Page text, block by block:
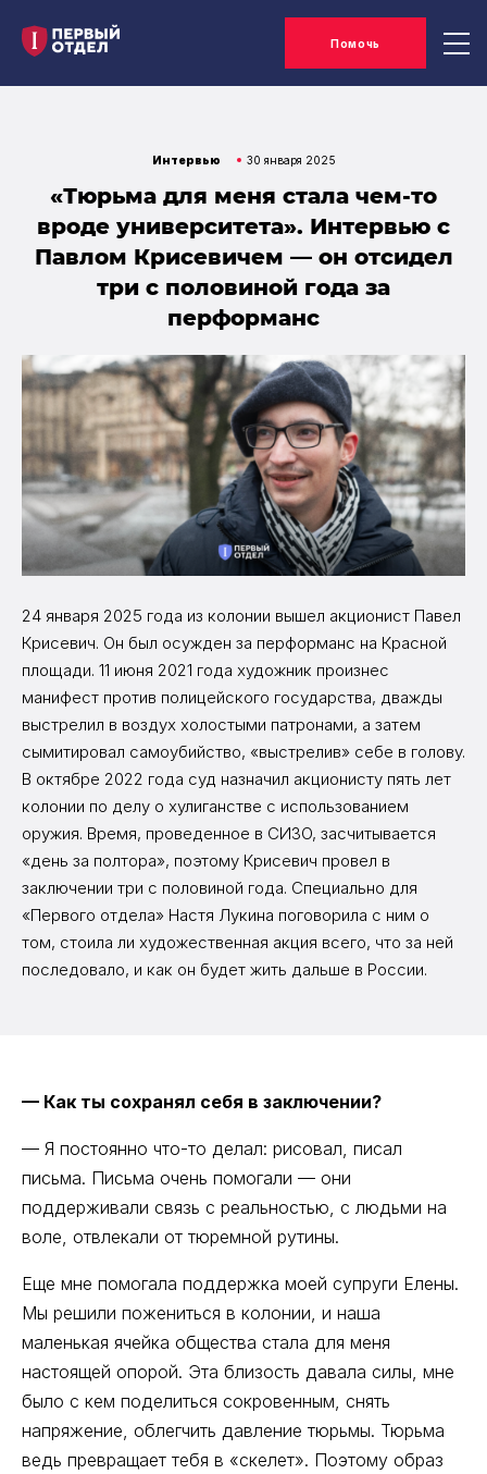
Помочь
Интервью 30 января 2025
«Тюрьма для меня стала чем-то
вроде университета». Интервью с
Павлом Крисевичем — он отсидел
три с половиной года за
перформанс
24 января 2025 года из колонии вышел акционист Павел
Крисевич. Он был осужден за перформанс на Красной
площади. 11 июня 2021 года художник произнес
манифест против полицейского государства, дважды
выстрелил в воздух холостыми патронами, а затем
сымитировал самоубийство, «выстрелив» себе в голову.
В октябре 2022 года суд назначил акционисту пять лет
колонии по делу о хулиганстве с использованием
оружия. Время, проведенное в СИЗО, засчитывается
«день за полтора», поэтому Крисевич провел в
заключении три с половиной года. Специально для
«Первого отдела» Настя Лукина поговорила с ним о
том, стоила ли художественная акция всего, что за ней
последовало, и как он будет жить дальше в России.
— Как ты сохранял себя в заключении?
— Я постоянно что-то делал: рисовал, писал
письма. Письма очень помогали — они
поддерживали связь с реальностью, с людьми на
воле, отвлекали от тюремной рутины.
Еще мне помогала поддержка моей супруги Елены.
Мы решили пожениться в колонии, и наша
маленькая ячейка общества стала для меня
настоящей опорой. Эта близость давала силы, мне
было с кем поделиться сокровенным, снять
напряжение, облегчить давление тюрьмы. Тюрьма
ведь превращает тебя в «скелет». Поэтому образ